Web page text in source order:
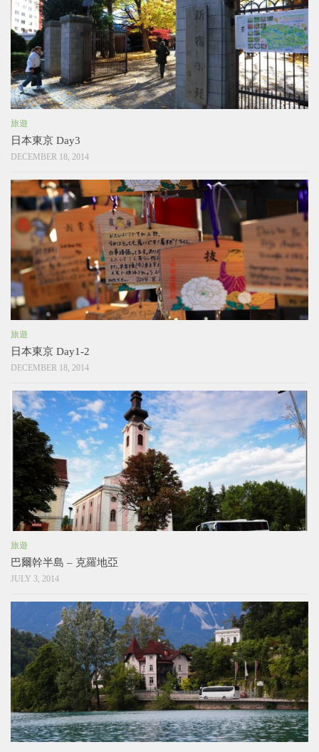
旅遊
日本東京 Day3
DECEMBER 18, 2014
旅遊
日本東京 Day1-2
DECEMBER 18, 2014
旅遊
巴爾幹半島 – 克羅地亞
JULY 3, 2014